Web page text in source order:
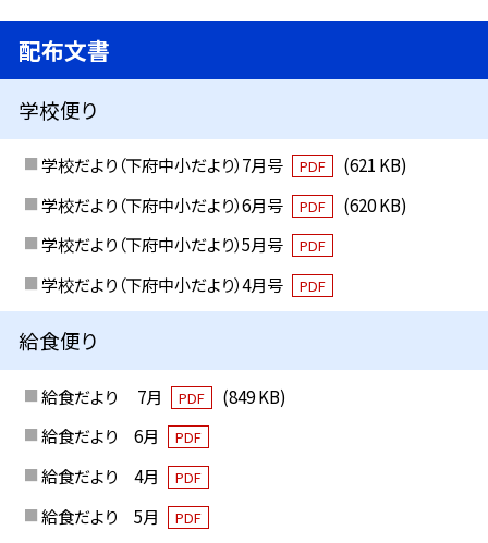
配布文書
学校便り
学校だより（下府中小だより）7月号 PDF
(621 KB)
学校だより（下府中小だより）6月号
PDF
(620 KB)
学校だより（下府中小だより）5月号
PDF
学校だより（下府中小だより）4月号 PDF
給食便り
給食だより 7月 PDF
(849 KB)
給食だより 6月
PDF
給食だより 4月 PDF
給食だより 5月 PDF